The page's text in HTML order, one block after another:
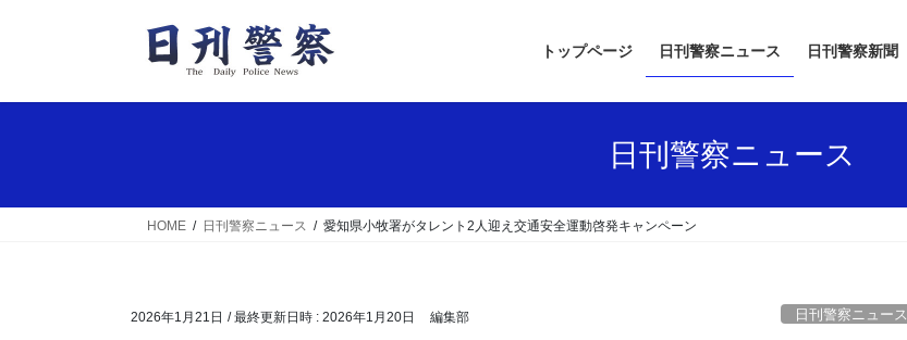
トップページ 日刊警察ニュース 日刊警察新聞
日刊警察ニュース
HOME 日刊警察ニュース 愛知県小牧署がタレント2人迎え交通安全運動啓発キャンペーン
2026年1月21日 / 最終更新日時 : 2026年1月20日 編集部 日刊警察ニュース